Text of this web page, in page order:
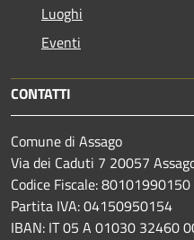
Luoghi
Eventi
CONTATTI
Comune di Assago
Via dei Caduti 7 20057
Codice Fiscale: 80101990150
Partita IVA: 04150950154
IBAN: IT 05 A 01030 32460